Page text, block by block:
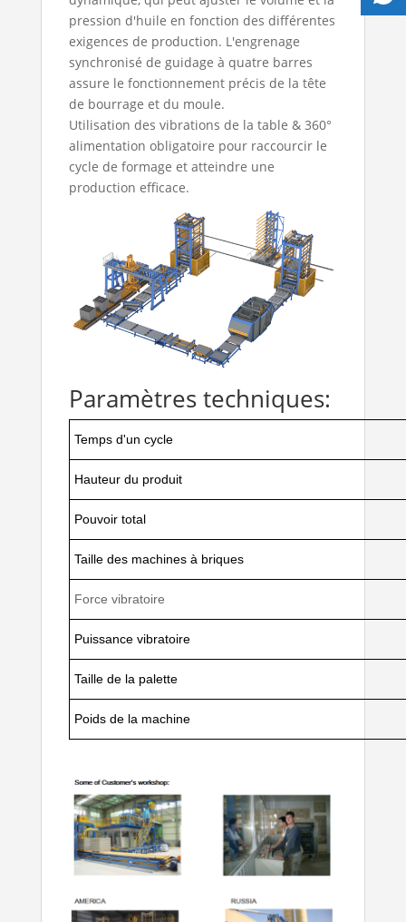
pression d'huile en fonction des différentes
exigences de production. L'engrenage
synchronisé de guidage à quatre barres
assure le fonctionnement précis de la tête
de bourrage et du moule.
Utilisation des vibrations de la table & 360°
alimentation obligatoire pour raccourcir le
cycle de formage et atteindre une
production efficace.
Paramètres techniques:
Temps d'un cycle
Hauteur du produit
Pouvoir total
Taille des machines à briques
Force vibratoire
Puissance vibratoire
Taille de la palette
Poids de la machine